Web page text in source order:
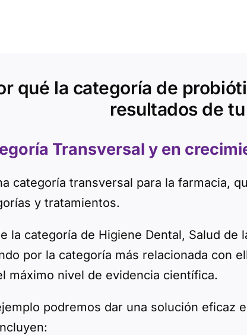
qué la categoría de
resultados de
Transversal y en
categoría transversal para la farmacia,
y tratamientos.
la categoría de Higiene Dental, Salud de
por la categoría más relacionada con
máximo nivel de evidencia científica.
podremos dar una solución eficaz